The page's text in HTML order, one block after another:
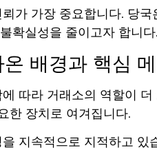
가 가장 중요합니다. 당
확실성을 줄이고자 합니다.
온 배경과 핵심
따라 거래소의 역할이 더
한 장치로 여겨집니다.
지속적으로 지적하고